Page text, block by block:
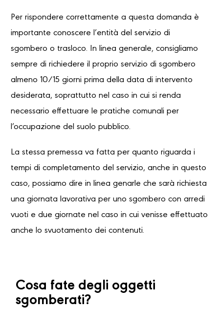
Per rispondere correttamente a questa domanda è
importante conoscere l’entità del servizio di
sgombero o trasloco. In linea generale, consigliamo
sempre di richiedere il proprio servizio di sgombero
almeno 10/15 giorni prima della data di intervento
desiderata, soprattutto nel caso in cui si renda
necessario effettuare le pratiche comunali per
l’occupazione del suolo pubblico.
La stessa premessa va fatta per quanto riguarda i
tempi di completamento del servizio, anche in questo
caso, possiamo dire in linea genarle che sarà richiesta
una giornata lavorativa per uno sgombero con arredi
vuoti e due giornate nel caso in cui venisse effettuato
anche lo svuotamento dei contenuti.
Cosa fate degli oggetti
sgomberati?